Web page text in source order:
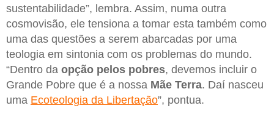
sustentabilidade”, lembra. Assim, numa outra
cosmovisão, ele tensiona a tomar esta também como
uma das questões a serem abarcadas por uma
teologia em sintonia com os problemas do mundo.
“Dentro da opção pelos pobres, devemos incluir o
Grande Pobre que é a nossa Mãe Terra. Daí nasceu
uma Ecoteologia da Libertação”, pontua.